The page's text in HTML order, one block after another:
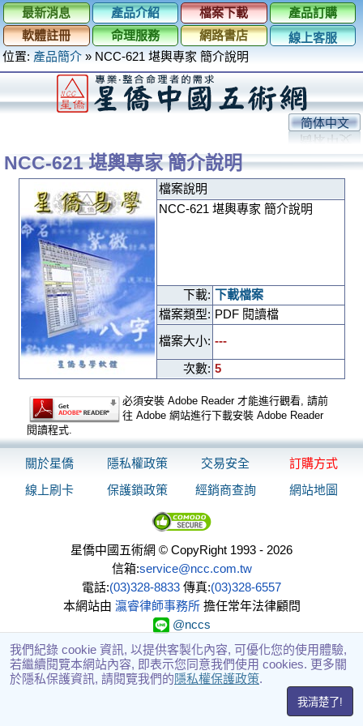
最新消息 產品介紹 檔案下載
產品訂購
軟體註冊
命理服務 網路書店
線上客服
位置: 產品簡介 » NCC-621 堪輿專家 簡介說明
简体中文
NCC-621 堪輿專家 簡介說明
檔案說明
NCC-621 堪輿專家 簡介說明
下載: 下載檔案
檔案類型: PDF 閱讀檔
檔案大小: ---
次數: 5
必須安裝 Adobe Reader 才能進行觀看, 請前
往 Adobe 網站進行下載安裝 Adobe Reader
閱讀程式.
關於星僑 隱私權政策 交易安全
訂購方式
線上刷卡
保護鎖政策 經銷商查詢 網站地圖
星僑中國五術網 © CopyRight 1993 - 2026
信箱:service@ncc.com.tw
電話:(03)328-8833 傳真:(03)328-6557
本網站由 瀛睿律師事務所擔任常年法律顧問
@nccs
我們紀錄 cookie 資訊, 以提供客製化內容, 可優化您的使用體驗,
若繼續閱覽本網站內容, 即表示您同意我們使用 cookies. 更多關
於隱私保護資訊, 請閱覽我們的隱私權保護政策.
我清楚了!